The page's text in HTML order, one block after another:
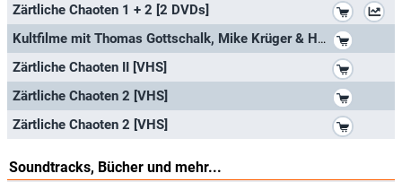
Zärtliche Chaoten 1 + 2 [2 DVDs]
Kultfilme mit Thomas Gottschalk, Mike Krüger & Helmut Fischer - 10er DVD-Box (Die Supernasen, Zwei Nasen tanken Super, Zärtlich
Zärtliche Chaoten II [VHS]
Zärtliche Chaoten 2 [VHS]
Zärtliche Chaoten 2 [VHS]
Soundtracks, Bücher und mehr...